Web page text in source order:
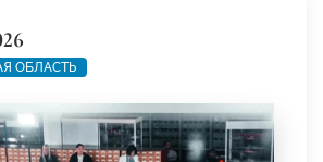
ОБЛАСТЬ